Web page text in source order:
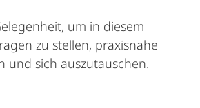
um in diesem
zu stellen, praxisnahe
und sich auszutauschen.